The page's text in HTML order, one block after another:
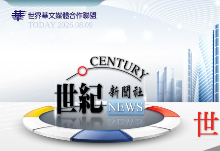
TODAY 2026.08.09